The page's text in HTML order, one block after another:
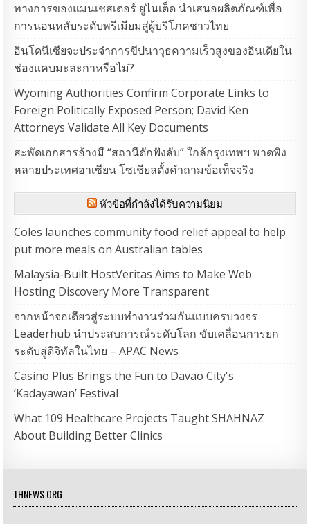
ทางการของแมนเชสเตอร์ ยูไนเต็ด นำเสนอผลิตภัณฑ์เพื่อ
การนอนหลับระดับพรีเมียมสู่ผู้บริโภคชาวไทย
อินโดนีเซียจะประจำการขีปนาวุธความเร็วสูงของอินเดียใน
ช่องแคบมะละกาหรือไม่?
Wyoming Authorities Confirm Corporate Links to
Foreign Politically Exposed Person; David Ken
Attorneys Validate All Key Documents
สะพัดเอกสารอ้างมี “สถานีดักฟังลับ” ใกล้กรุงเทพฯ พาดพิง
หลายประเทศอาเซียน โซเชียลตั้งคำถามข้อเท็จจริง
หัวข้อที่กำลังได้รับความนิยม
Coles launches community food relief appeal to help
put more meals on Australian tables
Malaysia-Built HostVeritas Aims to Make Web
Hosting Discovery More Transparent
จากหน้าจอเดียวสู่ระบบทำงานร่วมกันแบบครบวงจร
Leaderhub นำประสบการณ์ระดับโลก ขับเคลื่อนการยก
ระดับสู่ดิจิทัลในไทย – APAC News
Casino Plus Brings the Fun to Davao City's
‘Kadayawan’ Festival
What 109 Healthcare Projects Taught SHAHNAZ
About Building Better Clinics
THNEWS.ORG